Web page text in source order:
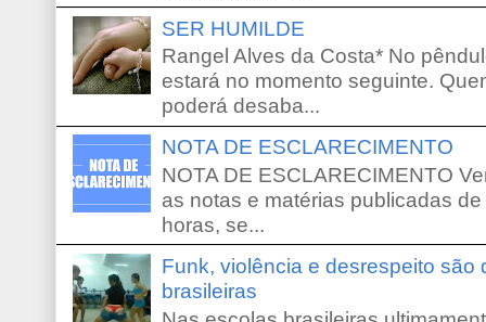
SER HUMILDE
Rangel Alves da Costa* No
estará no momento seguinte.
poderá desaba...
NOTA DE ESCLARECIMENTO
NOTA DE ESCLARECIMENTO
as notas e matérias publicadas
horas, se...
Funk, violência e desrespeito são
brasileiras